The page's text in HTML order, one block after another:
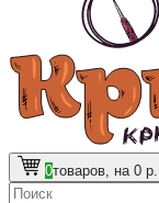
0товаров, на 0 р.